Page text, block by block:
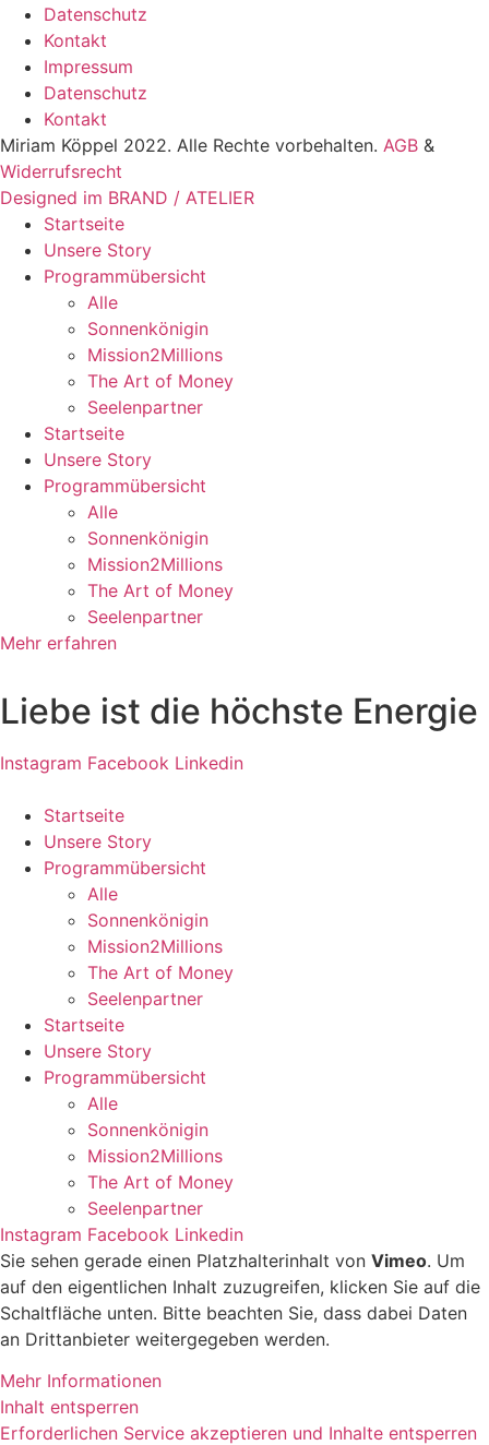
Datenschutz
Kontakt
Impressum
Datenschutz
Kontakt
Miriam Köppel 2022. Alle Rechte vorbehalten. AGB &
Widerrufsrecht
Designed im BRAND / ATELIER
Startseite
Unsere Story
Programmübersicht
Alle
Sonnenkönigin
Mission2Millions
The Art of Money
Seelenpartner
Startseite
Unsere Story
Programmübersicht
Alle
Sonnenkönigin
Mission2Millions
The Art of Money
Seelenpartner
Mehr erfahren
Liebe ist die höchste Energie
Instagram Facebook Linkedin
Startseite
Unsere Story
Programmübersicht
Alle
Sonnenkönigin
Mission2Millions
The Art of Money
Seelenpartner
Startseite
Unsere Story
Programmübersicht
Alle
Sonnenkönigin
Mission2Millions
The Art of Money
Seelenpartner
Instagram Facebook Linkedin
Sie sehen gerade einen Platzhalterinhalt von Vimeo. Um
auf den eigentlichen Inhalt zuzugreifen, klicken Sie auf die
Schaltfläche unten. Bitte beachten Sie, dass dabei Daten
an Drittanbieter weitergegeben werden.
Mehr Informationen
Inhalt entsperren
Erforderlichen Service akzeptieren und Inhalte entsperren